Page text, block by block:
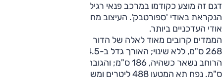
דגם זה מוצע כקודמו במרכב פנאי רגיל ובגרסת פנאי-קופה
הנקראת באודי 'ספורטבק'. העיצוב מחודד ורב נוכחות כמו דגמי
אודי העדכניים ביותר.
הממדים קרובים מאוד לאלה של הדור הפורש: בסיס הגלגלים,